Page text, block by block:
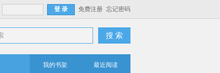
免费注册 忘记密码
搜 索
我的书架 最近阅读